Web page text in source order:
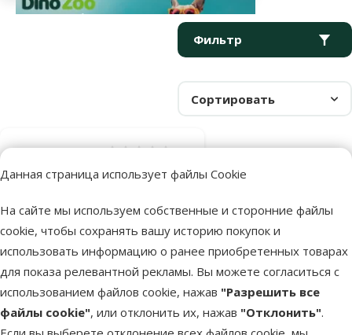
Данная страница использует файлы Cookie
На сайте мы используем собственные и сторонние файлы
cookie, чтобы сохранять вашу историю покупок и
использовать информацию о ранее приобретенных товарах
для показа релевантной рекламы. Вы можете согласиться с
использованием файлов cookie, нажав "Разрешить все
файлы cookie", или отклонить их, нажав "Отклонить".
Фильтр
Сортировать
Продукты в категории Дизайнерские аквариумы
Аквариум –
Explorer, 60 л
Цена
199 €
Недоступно Посмотреть